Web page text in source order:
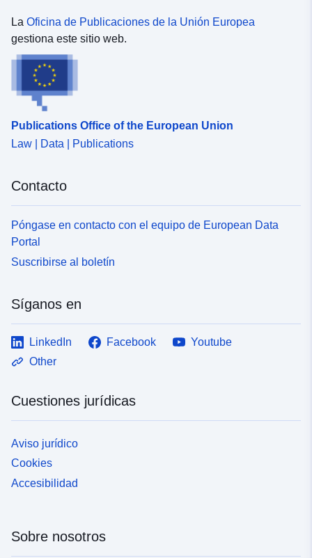
La Oficina de Publicaciones de la Unión Europea
gestiona este sitio web.
Publications Office of the European Union
Law | Data | Publications
Contacto
Póngase en contacto con el equipo de European Data
Portal
Suscribirse al boletín
Síganos en
LinkedIn Facebook
Youtube
Other
Cuestiones jurídicas
Aviso jurídico
Cookies
Accesibilidad
Sobre nosotros